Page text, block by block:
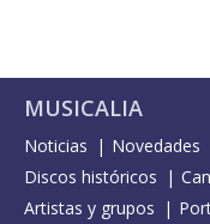
MUSICALIA
Noticias Novedades
Discos históricos
Artistas y grupos